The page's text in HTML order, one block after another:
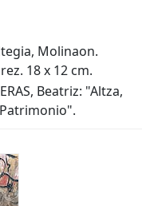
Molinaon.
18 x 12 cm.
Beatriz: "Altza,